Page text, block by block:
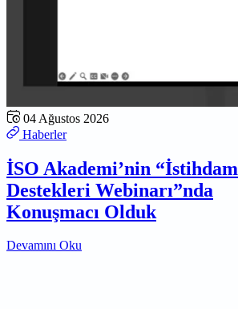
04 Ağustos 2026
Haberler
İSO Akademi’nin “İstihdam
Destekleri Webinarı”nda
Konuşmacı Olduk
Devamını Oku